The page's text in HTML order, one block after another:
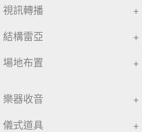
視訊轉播 +
結構雷亞 +
場地布置 +
樂器收音 +
儀式道具 +